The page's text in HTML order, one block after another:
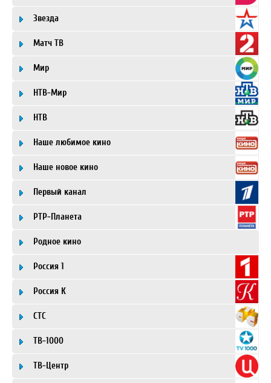
Звезда
Матч ТВ
Мир
НТВ-Мир
НТВ
Наше любимое кино
Наше новое кино
Первый канал
РТР-Планета
Родное кино
Россия 1
Россия К
СТС
ТВ-1000
ТВ-Центр